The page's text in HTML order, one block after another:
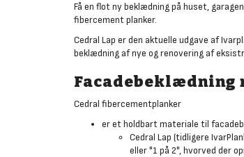
Få en flot ny beklædning på huset,
fibercement planker.
Cedral Lap er den aktuelle udgave af
beklædning af nye og renovering af
Facadebeklædning
Cedral fibercementplanker
er et holdbart materiale til
Cedral Lap (tidligere
eller "1 på 2", hvorved der